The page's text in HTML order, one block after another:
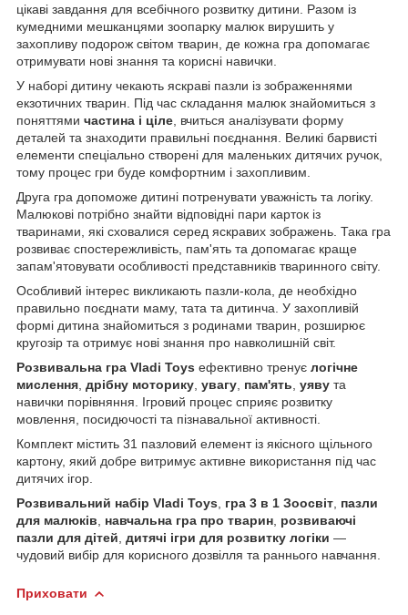
цікаві завдання для всебічного розвитку дитини. Разом із
кумедними мешканцями зоопарку малюк вирушить у
захопливу подорож світом тварин, де кожна гра допомагає
отримувати нові знання та корисні навички.
У наборі дитину чекають яскраві пазли із зображеннями
екзотичних тварин. Під час складання малюк знайомиться з
поняттями частина і ціле , вчиться аналізувати форму
деталей та знаходити правильні поєднання. Великі барвисті
елементи спеціально створені для маленьких дитячих ручок,
тому процес гри буде комфортним і захопливим.
Друга гра допоможе дитині потренувати уважність та логіку.
Малюкові потрібно знайти відповідні пари карток із
тваринами, які сховалися серед яскравих зображень. Така гра
розвиває спостережливість, пам'ять та допомагає краще
запам'ятовувати особливості представників тваринного світу.
Особливий інтерес викликають пазли-кола, де необхідно
правильно поєднати маму, тата та дитинча. У захопливій
формі дитина знайомиться з родинами тварин, розширює
кругозір та отримує нові знання про навколишній світ.
Розвивальна гра Vladi Toys ефективно тренує логічне
мислення дрібну моторику увагу пам'ять уяву та
навички порівняння. Ігровий процес сприяє розвитку
мовлення, посидючості та пізнавальної активності.
Комплект містить 31 пазловий елемент із якісного щільного
картону, який добре витримує активне використання під час
дитячих ігор.
Розвивальний набір Vladi Toys
гра 3 в 1 Зоосвіт пазли
для малюків
навчальна гра про тварин розвиваючі
пазли для дітей дитячі ігри для розвитку логіки —
чудовий вибір для корисного дозвілля та раннього навчання.
Приховати